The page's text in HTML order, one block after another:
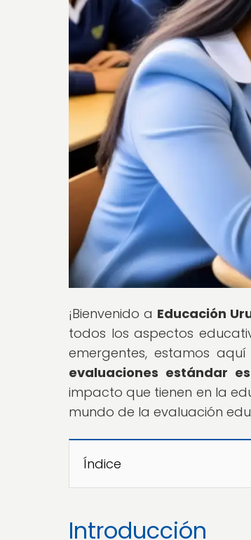
¡Bienvenido a Educación
todos los aspectos
emergentes, estamos
evaluaciones estándar
impacto que tienen en la
mundo de la evaluación
Índice
Introducción